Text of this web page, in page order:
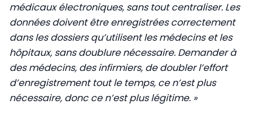
médicaux électroniques, sans tout centraliser. Les
données doivent être enregistrées correctement
dans les dossiers qu’utilisent les médecins et les
hôpitaux, sans doublure nécessaire. Demander à
des médecins, des infirmiers, de doubler l’effort
d’enregistrement tout le temps, ce n’est plus
nécessaire, donc ce n’est plus légitime. »